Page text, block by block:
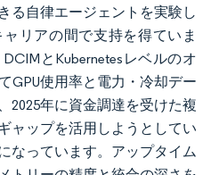
る自律エージェントを実験し
リアの間で支持を得ていま
とKubernetesレベルのオ
GPU使用率と電力・冷却デー
2025年に資金調達を受けた複
ャップを活用しようとしてい
なっています。アップタイム